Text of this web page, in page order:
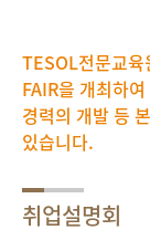
TESOL전문교
FAIR을 개최하
경력의 개발 등
있습니다.
취업설명회